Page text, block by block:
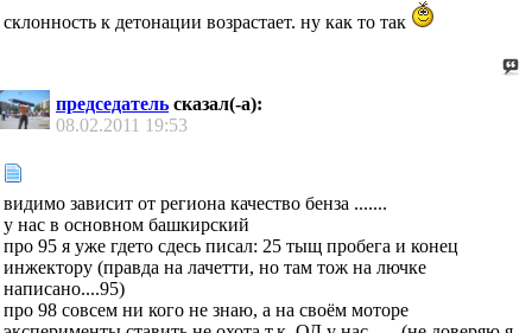
склонность к детонации возрастает. ну как то так
председатель сказал(-а):
08.02.2011 19:53
видимо зависит от региона качество бенза .......
у нас в основном башкирский
про 95 я уже гдето сдесь писал: 25 тыщ пробега и конец
инжектору (правда на лачетти, но там тож на лючке
написано....95)
про 98 совсем ни кого не знаю, а на своём моторе